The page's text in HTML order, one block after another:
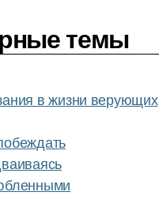
темы
в жизни верующих